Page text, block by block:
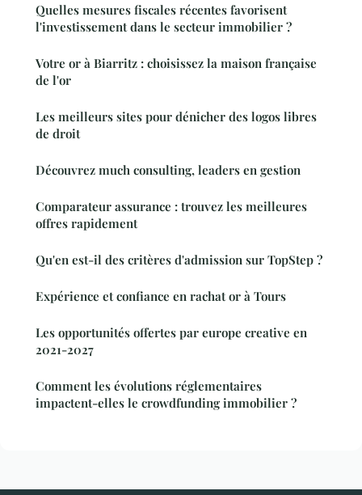
Quelles mesures fiscales récentes favorisent
l'investissement dans le secteur immobilier ?
Votre or à Biarritz : choisissez la maison française
de l'or
Les meilleurs sites pour dénicher des logos libres
de droit
Découvrez much consulting, leaders en gestion
Comparateur assurance : trouvez les meilleures
offres rapidement
Qu'en est-il des critères d'admission sur TopStep ?
Expérience et confiance en rachat or à Tours
Les opportunités offertes par europe creative en
2021-2027
Comment les évolutions réglementaires
impactent-elles le crowdfunding immobilier ?